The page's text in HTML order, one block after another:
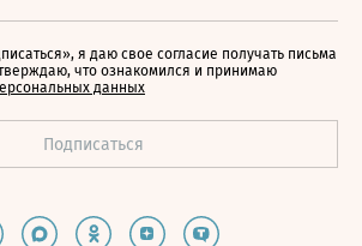
я даю свое согласие получать письма
что ознакомился и принимаю
данных